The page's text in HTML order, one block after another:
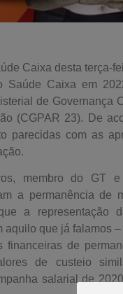
Caixa desta terça-
Saúde Caixa em
de Governança
(CGPAR 23). De
parecidas com as
membro do GT
a permanência de
a representação
aquilo que já falamos
de
de custeio
salarial de